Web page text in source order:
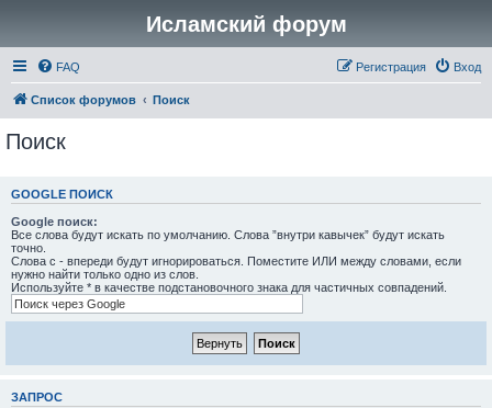
Исламский форум
FAQ Вход
Регистрация
Список форумов Поиск
Поиск
GOOGLE ПОИСК
Google поиск:
Все слова будут искать по умолчанию. Слова ”внутри кавычек” будут искать
точно.
Слова с - впереди будут игнорироваться. Поместите ИЛИ между словами, если
нужно найти только одно из слов.
Используйте * в качестве подстановочного знака для частичных совпадений.
ЗАПРОС